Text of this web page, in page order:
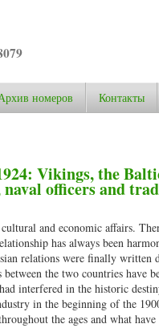
номеров Контакты
Vikings, the
officers and
and economic affairs.
has always been
relations were finally written
the two countries have
interfered in the historic
in the beginning of the
the ages and what have